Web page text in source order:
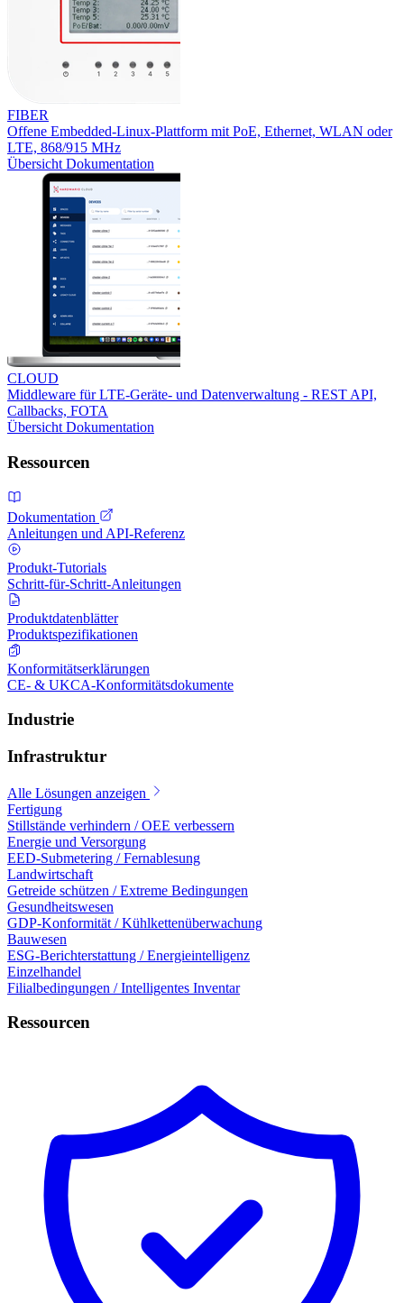
FIBER
Offene Embedded-Linux-Plattform mit PoE, Ethernet, WLAN oder
LTE, 868/915 MHz
Übersicht Dokumentation
CLOUD
Middleware für LTE-Geräte- und Datenverwaltung - REST API,
Callbacks, FOTA
Übersicht Dokumentation
Ressourcen
Dokumentation
Anleitungen und API-Referenz
Produkt-Tutorials
Schritt-für-Schritt-Anleitungen
Produktdatenblätter
Produktspezifikationen
Konformitätserklärungen
CE- & UKCA-Konformitätsdokumente
Industrie
Infrastruktur
Alle Lösungen anzeigen
Fertigung
Stillstände verhindern / OEE verbessern
Energie und Versorgung
EED-Submetering / Fernablesung
Landwirtschaft
Getreide schützen / Extreme Bedingungen
Gesundheitswesen
GDP-Konformität / Kühlkettenüberwachung
Bauwesen
ESG-Berichterstattung / Energieintelligenz
Einzelhandel
Filialbedingungen / Intelligentes Inventar
Ressourcen